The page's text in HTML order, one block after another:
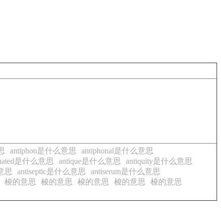
antiphon是什么意思
antiphonal是什么意思
是什么意思
antique是什么意思
antiquity是什么意思
思
antiseptic是什么意思
antiserum是什么意思
梭的意思
梭的意思 梭的意思 梭的意思 梭的意思